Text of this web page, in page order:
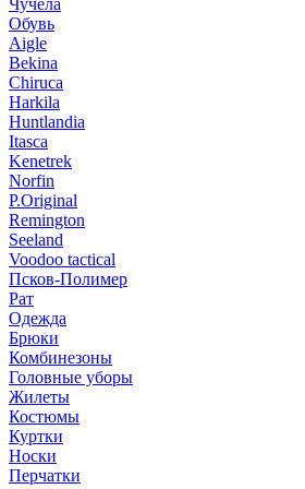
Чучела
Обувь
Aigle
Bekina
Chiruсa
Harkila
Huntlandia
Itasca
Kenetrek
Norfin
P.Original
Remington
Seeland
Voodoo tactical
Псков-Полимер
Рат
Одежда
Брюки
Комбинезоны
Головные уборы
Жилеты
Костюмы
Куртки
Носки
Перчатки